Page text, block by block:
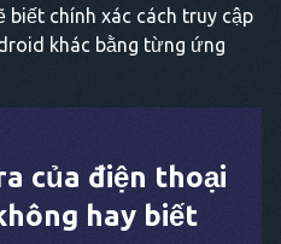
biết chính xác cách truy cập
khác bằng từng ứng
của điện thoại
hay biết